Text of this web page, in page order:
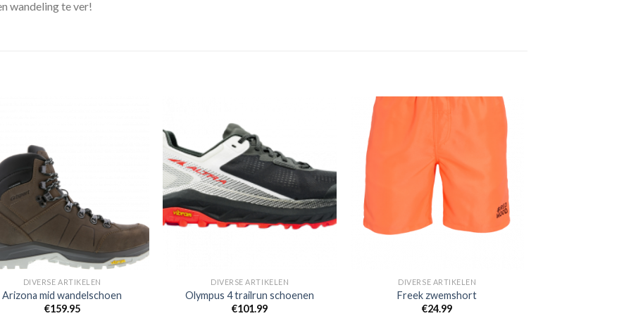
wandeling te ver!
DIVERSE ARTIKELEN
Arizona mid wandelschoen
€159.95
verlanglijst
DIVERSE ARTIKELEN
Olympus 4 trailrun schoenen
€101.99
Toevoegen
verlanglijst
DIVERSE ARTIKELEN
Freek zwemshort
€24.99